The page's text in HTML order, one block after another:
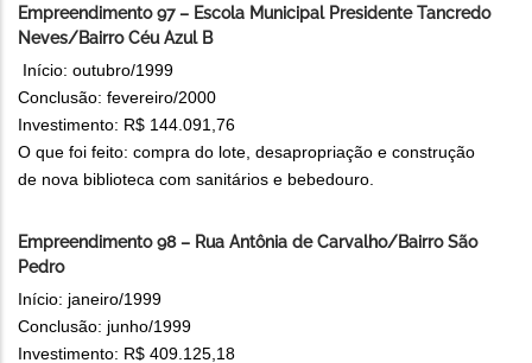
Empreendimento 97 – Escola Municipal Presidente Tancredo
Neves/Bairro Céu Azul B
Início: outubro/1999
Conclusão: fevereiro/2000
Investimento: R$ 144.091,76
O que foi feito: compra do lote, desapropriação e construção
de nova biblioteca com sanitários e bebedouro.
Empreendimento 98 – Rua Antônia de Carvalho/Bairro São
Pedro
Início: janeiro/1999
Conclusão: junho/1999
Investimento: R$ 409.125,18